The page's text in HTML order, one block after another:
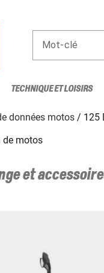
Mot-clé
TECHNIQUE ET LOISIRS
données motos
125
de motos
et